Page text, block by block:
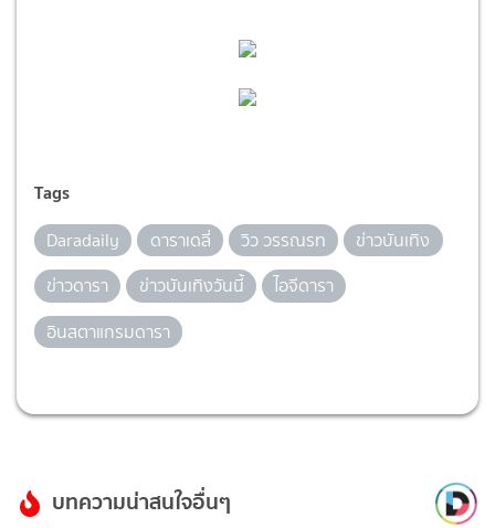
Tags
Daradaily ดาราเดลี่ วิว วรรณรท
ข่าวบันเทิง
ข่าวดารา
ข่าวบันเทิงวันนี้
ไอจีดารา
อินสตาแกรมดารา
บทความน่าสนใจอื่นๆ